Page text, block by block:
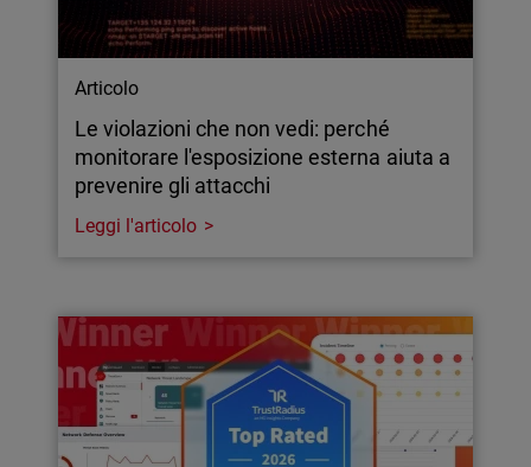
Articolo
Le violazioni che non vedi: perché
monitorare l'esposizione esterna aiuta a
prevenire gli attacchi
Leggi l'articolo